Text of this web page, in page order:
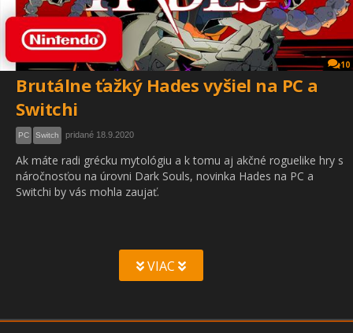
10
Brutálne ťažký Hades vyšiel na PC a
Switchi
PC Switch pridané 18.9.2020
Ak máte radi grécku mytológiu a k tomu aj akčné roguelike hry s
náročnosťou na úrovni Dark Souls, novinka Hades na PC a
Switchi by vás mohla zaujať.
VIAC